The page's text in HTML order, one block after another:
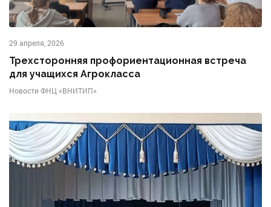
29 апреля, 2026
Трехсторонняя профориентационная встреча
для учащихся Агрокласса
Новости ФНЦ «ВНИТИП»